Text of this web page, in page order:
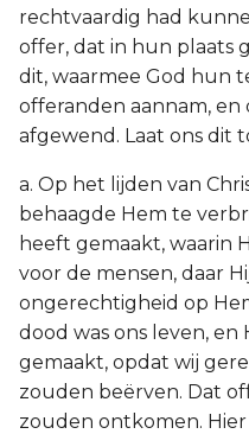
rechtvaardig had
offer, dat in hun plaats
dit, waarmee God hun
offeranden aannam, en
afgewend. Laat ons dit
a. Op het lijden van
behaagde Hem te
heeft gemaakt, waarin
voor de mensen, daar
ongerechtigheid op
dood was ons leven, en
gemaakt, opdat wij
zouden beërven. Dat
zouden ontkomen.